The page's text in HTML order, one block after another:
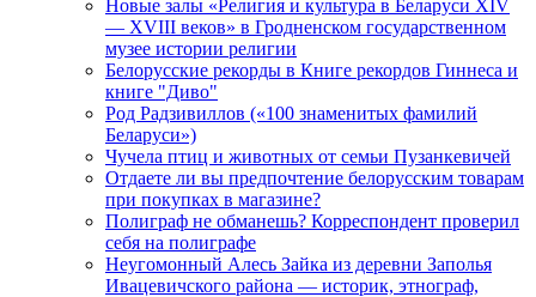
Новые залы «Религия и культура в Беларуси XIV
— XVIII веков» в Гродненском государственном
музее истории религии
Белорусские рекорды в Книге рекордов Гиннеса и
книге "Диво"
Род Радзивиллов («100 знаменитых фамилий
Беларуси»)
Чучела птиц и животных от семьи Пузанкевичей
Отдаете ли вы предпочтение белорусским товарам
при покупках в магазине?
Полиграф не обманешь? Корреспондент проверил
себя на полиграфе
Неугомонный Алесь Зайка из деревни Заполья
Ивацевичского района — историк, этнограф,